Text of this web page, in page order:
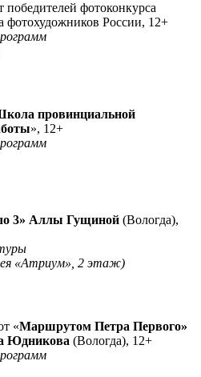
фотоконкурса
фотохудожников России, 12+
провинциальной
», 12+
3» Аллы Гущиной (Вологда),
«Атриум», 2 этаж)
«Маршрутом Петра Первого»
Юдникова (Вологда), 12+